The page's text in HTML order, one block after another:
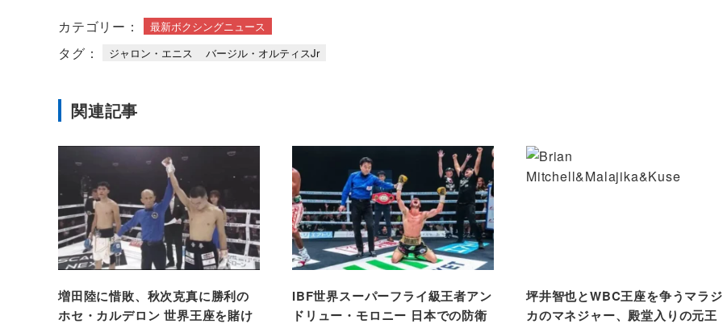
カテゴリー： 最新ボクシングニュース
タグ： ジャロン・エニス バージル・オルティスJr
関連記事
増田陸に惜敗、秋次克真に勝利の
ホセ・カルデロン 世界王座を賭け
IBF世界スーパーフライ級王者アン
ドリュー・モロニー 日本での防衛
坪井智也とWBC王座を争うマラジ
カのマネジャー、殿堂入りの元王